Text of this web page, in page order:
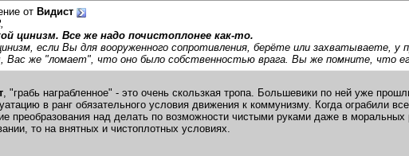
от Видист
,
цинизм. Все же надо почистоплонее как-то.
если Вы для вооруженного сопротивления, берёте или захватываете, у
Вас же "ломает", что оно было собственностью врага. Вы же помните, что
, "грабь награбленное" - это очень скользкая тропа. Большевики по ней уже
в ранг обязательного условия движения к коммунизму. Когда ограбили
преобразования над делать по возможности чистыми руками даже в
то на внятных и чистоплотных условиях.